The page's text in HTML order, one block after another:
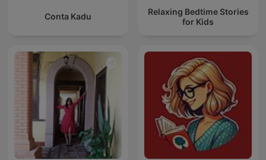
Conta Kadu
Relaxing Bedtime Stories
for Kids